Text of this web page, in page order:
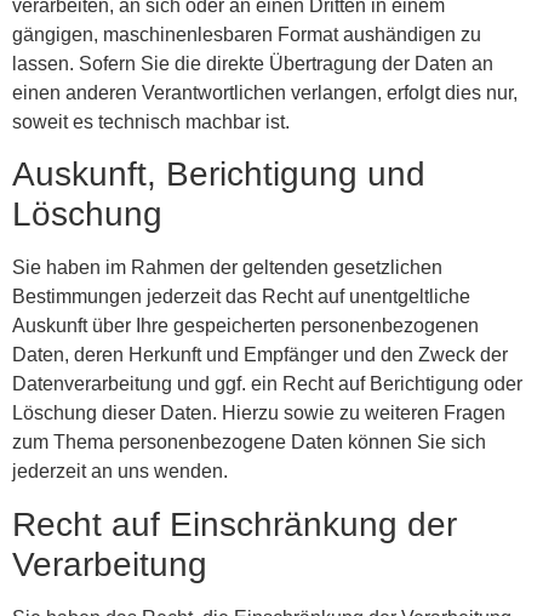
verarbeiten, an sich oder an einen Dritten in einem
gängigen, maschinenlesbaren Format aushändigen zu
lassen. Sofern Sie die direkte Übertragung der Daten an
einen anderen Verantwortlichen verlangen, erfolgt dies nur,
soweit es technisch machbar ist.
Auskunft, Berichtigung und
Löschung
Sie haben im Rahmen der geltenden gesetzlichen
Bestimmungen jederzeit das Recht auf unentgeltliche
Auskunft über Ihre gespeicherten personenbezogenen
Daten, deren Herkunft und Empfänger und den Zweck der
Datenverarbeitung und ggf. ein Recht auf Berichtigung oder
Löschung dieser Daten. Hierzu sowie zu weiteren Fragen
zum Thema personenbezogene Daten können Sie sich
jederzeit an uns wenden.
Recht auf Einschränkung der
Verarbeitung